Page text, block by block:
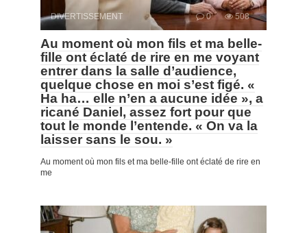
DIVERTISSEMENT 0 508
Au moment où mon fils et ma belle-
fille ont éclaté de rire en me voyant
entrer dans la salle d’audience,
quelque chose en moi s’est figé. «
Ha ha… elle n’en a aucune idée », a
ricané Daniel, assez fort pour que
tout le monde l’entende. « On va la
laisser sans le sou. »
Au moment où mon fils et ma belle-fille ont éclaté de rire en
me